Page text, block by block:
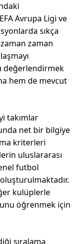
Avrupa Ligi ve
sıkça
zaman
değerlendirmek
hem de mevcut
takımlar
net bir bilgiye
kriterleri
uluslararası
futbol
kulüplerle
öğrenmek için
sıralama